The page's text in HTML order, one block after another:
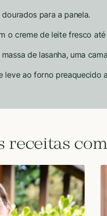
para a panela.
o creme de leite fresco
de lasanha, uma
leve ao forno
receitas